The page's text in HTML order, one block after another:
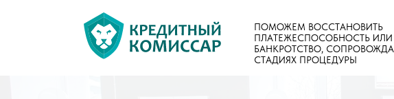
ПОМОЖЕМ ВОССТАНОВИТЬ
ПЛАТЕЖЕСПОСОБНОСТЬ ИЛИ
БАНКРОТСТВО,
СТАДИЯХ ПРОЦЕДУРЫ